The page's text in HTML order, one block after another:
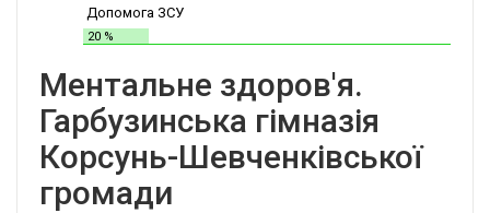
Допомога ЗСУ
20 %
Ментальне здоров'я.
Гарбузинська гімназія
Корсунь-Шевченківської
громади